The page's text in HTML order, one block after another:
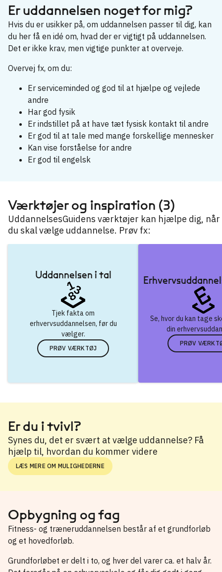
Fysisk træning
Er uddannelsen noget for mig?
Hvis du er usikker på, om uddannelsen passer til dig, kan
du her få en idé om, hvad der er vigtigt på uddannelsen.
Det er ikke krav, men vigtige punkter at overveje.
Overvej fx, om du:
Er serviceminded og god til at hjælpe og vejlede
andre
Har god fysik
Er indstillet på at have tæt fysisk kontakt til andre
Er god til at tale med mange forskellige mennesker
Kan vise forståelse for andre
Er god til engelsk
Værktøjer og inspiration (3)
UddannelsesGuidens værktøjer kan hjælpe dig, når
du skal vælge uddannelse. Prøv fx:
Uddannelsen i tal
Tjek fakta om
erhvervsuddannelsen, før du
vælger.
PRØV VÆRKTØJ
Se, hvor du kan tage
din
PRØV
Er du i tvivl?
Synes du, det er svært at vælge uddannelse? Få
hjælp til, hvordan du kommer videre
LÆS MERE OM MULIGHEDERNE
Opbygning og fag
Fitness- og træneruddannelsen består af et grundforløb
og et hovedforløb.
Grundforløbet er delt i to, og hver del varer ca. et halv år.